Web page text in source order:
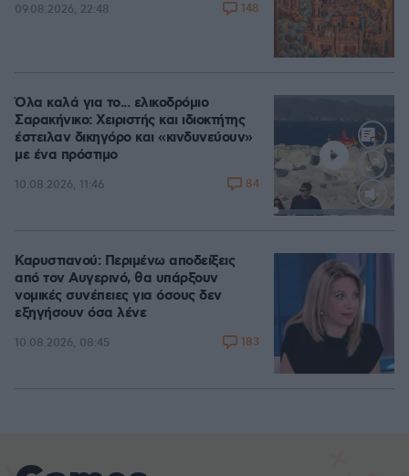
09.08.2026, 22:48 148
Loaded
Όλα καλά για το... ελικοδρόμιο
Σαρακήνικο: Χειριστής και ιδιοκτήτης
έστειλαν δικηγόρο και «κινδυνεύουν»
με ένα πρόστιμο
10.08.2026, 11:46 84
Καρυστιανού: Περιμένω αποδείξεις
από τον Αυγερινό, θα υπάρξουν
νομικές συνέπειες για όσους δεν
εξηγήσουν όσα λένε
10.08.2026, 08:45 183